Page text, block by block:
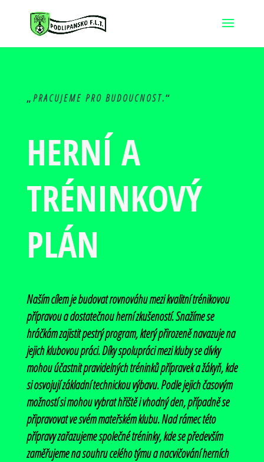
„PRACUJEME PRO BUDOUCNOST.“
HERNÍ A
TRÉNINKOVÝ
PLÁN
Naším cílem je budovat rovnováhu mezi kvalitní trénikovou
přípravou a dostatečnou herní zkušeností. Snažíme se
hráčkám zajistit pestrý program, který přirozeně navazuje na
jejich klubovou práci. Díky spolupráci mezi kluby se dívky
mohou účastnit pravidelných tréninků přípravek a žákyň, kde
si osvojují základní technickou výbavu. Podle jejich časovým
možností si mohou vybrat hřiště i vhodný den, případně se
připravovat ve svém mateřském klubu. Nad rámec této
přípravy zařazujeme společné tréninky, kde se především
zaměřujeme na souhru celého týmu a nacvičování herních